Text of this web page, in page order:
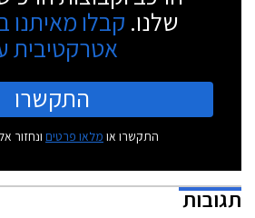
שלנו. קבלו
אטרקטיבית
התקשרו
התקשרו או מלאו פרטים ונחזור
תגובות